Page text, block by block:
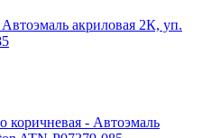
акриловая 2К, уп.